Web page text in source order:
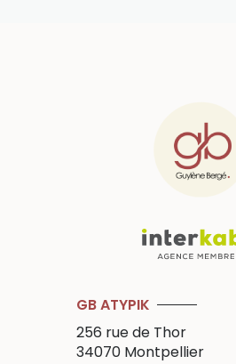
GB ATYPIK
256 rue de Thor
34070 Montpellier